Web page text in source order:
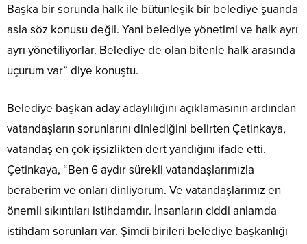
Başka bir sorunda halk ile bütünleşik bir belediye şuanda
asla söz konusu değil. Yani belediye yönetimi ve halk ayrı
ayrı yönetiliyorlar. Belediye de olan bitenle halk arasında
uçurum var” diye konuştu.
Belediye başkan aday adaylılığını açıklamasının ardından
vatandaşların sorunlarını dinlediğini belirten Çetinkaya,
vatandaş en çok işsizlikten dert yandığını ifade etti.
Çetinkaya, “Ben 6 aydır sürekli vatandaşlarımızla
beraberim ve onları dinliyorum. Ve vatandaşlarımız en
önemli sıkıntıları istihdamdır. İnsanların ciddi anlamda
istihdam sorunları var. Şimdi birileri belediye başkanlığı